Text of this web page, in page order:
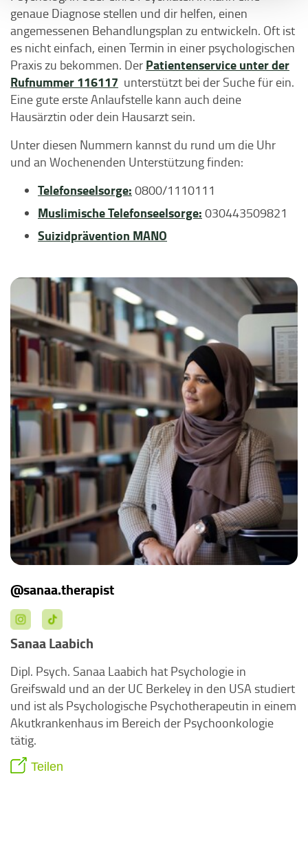
genaue Diagnose stellen und dir helfen, einen
angemessenen Behandlungsplan zu entwickeln. Oft ist
es nicht einfach, einen Termin in einer psychologischen
Praxis zu bekommen. Der Patientenservice unter der
Rufnummer 116117 unterstützt bei der Suche für ein.
Eine gute erste Anlaufstelle kann auch deine
Hausärztin oder dein Hausarzt sein.
Unter diesen Nummern kannst du rund um die Uhr
und an Wochenenden Unterstützung finden:
Telefonseelsorge: 0800/1110111
Muslimische Telefonseelsorge: 030443509821
Suizidprävention MANO
@sanaa.therapist
Sanaa Laabich
Dipl. Psych. Sanaa Laabich hat Psychologie in
Greifswald und an der UC Berkeley in den USA studiert
und ist als Psychologische Psychotherapeutin in einem
Akutkrankenhaus im Bereich der Psychoonkologie
tätig.
Teilen